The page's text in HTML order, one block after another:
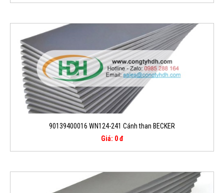
90139400016 WN124-241 Cánh than BECKER
Giá: 0 đ